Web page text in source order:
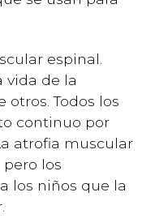
espinal.
vida de la
otros. Todos los
continuo por
atrofia muscular
los
los niños que la